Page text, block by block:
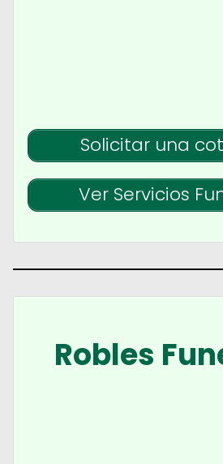
Solicitar una
Ver Servicios
Robles